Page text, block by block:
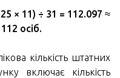
× 11) ÷ 31 = 112.097 ≈
осіб.
кількість штатних
включає кількість